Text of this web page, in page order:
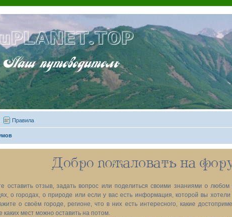
путеводитель
Правила
Добро пожаловать на
отзыв, задать вопрос или поделиться своими знаниями о
о городах, о природе или если у вас есть информация, которой вы
о своём городе, регионе, что в них есть интересного, какие
мест можно оставить на потом.